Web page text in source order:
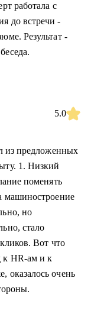
работала с
до встречи -
Результат -
5.0
из предложенных
1. Низкий
поменять
машиностроение
но
стало
Вот что
к HR-ам и к
оказалось очень